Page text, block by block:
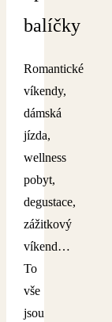
balíčky
Romantické
víkendy,
dámská
jízda,
wellness
pobyt,
degustace,
zážitkový
víkend…
To
vše
jsou